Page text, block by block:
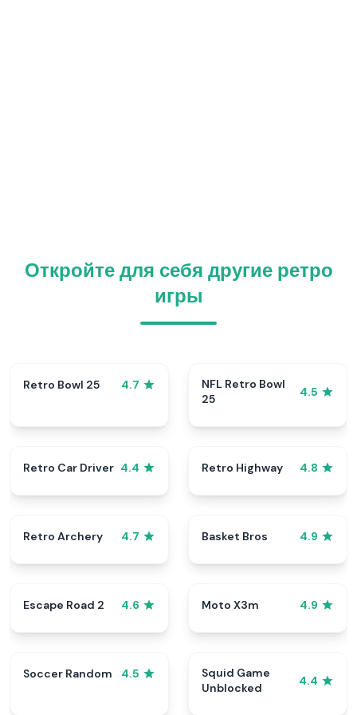
Откройте для себя другие ретро
игры
Retro Bowl 25 4.7
NFL Retro Bowl
25
4.5
Retro Car Driver 4.4 Retro Highway 4.8
Retro Archery 4.7 Basket Bros 4.9
Escape Road 2 4.6 Moto X3m 4.9
Soccer Random 4.5
Squid Game
Unblocked
4.4